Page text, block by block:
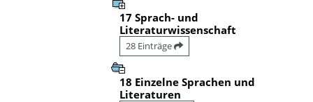
17 Sprach- und
Literaturwissenschaft
28 Einträge
18 Einzelne Sprachen und
Literaturen